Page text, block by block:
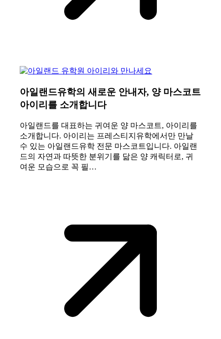
아일랜드유학의 새로운 안내자, 양 마스코트
아이리를 소개합니다
아일랜드를 대표하는 귀여운 양 마스코트, 아이리를
소개합니다. 아이리는 프레스티지유학에서만 만날
수 있는 아일랜드유학 전문 마스코트입니다. 아일랜
드의 자연과 따뜻한 분위기를 닮은 양 캐릭터로, 귀
여운 모습으로 꼭 필…